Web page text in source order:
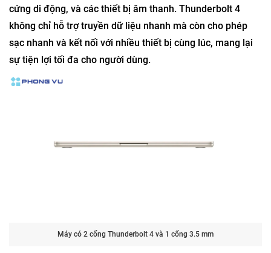
cứng di động, và các thiết bị âm thanh. Thunderbolt 4
không chỉ hỗ trợ truyền dữ liệu nhanh mà còn cho phép
sạc nhanh và kết nối với nhiều thiết bị cùng lúc, mang lại
sự tiện lợi tối đa cho người dùng.
Máy có 2 cổng Thunderbolt 4 và 1 cổng 3.5 mm